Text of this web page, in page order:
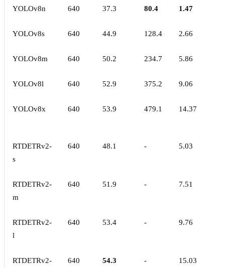
YOLOv8n 640 37.3 80.4 1.47
YOLOv8s 640 44.9 128.4 2.66
YOLOv8m 640 50.2 234.7 5.86
YOLOv8l 640 52.9 375.2 9.06
YOLOv8x 640 53.9 479.1 14.37
RTDETRv2-
s
640 48.1 - 5.03
RTDETRv2-
m
640 51.9 - 7.51
RTDETRv2-
l
640 53.4 - 9.76
RTDETRv2-
640 54.3 - 15.03